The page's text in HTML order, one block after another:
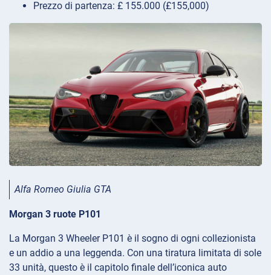
Prezzo di partenza: £ 155.000 (£155,000)
Alfa Romeo Giulia GTA
Morgan 3 ruote P101
La Morgan 3 Wheeler P101 è il sogno di ogni collezionista
e un addio a una leggenda. Con una tiratura limitata di sole
33 unità, questo è il capitolo finale dell’iconica auto